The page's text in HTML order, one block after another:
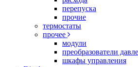
перепуска
прочие
термостаты
прочее
модули
преобразователи
шкафы управления